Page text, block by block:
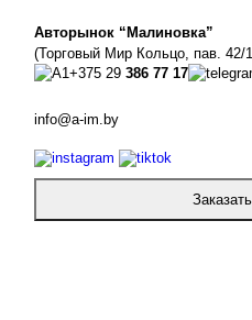
Авторынок “Малиновка”
(Торговый Мир Кольцо, пав. 42/
+375 29 386 77 17
info@a-im.by